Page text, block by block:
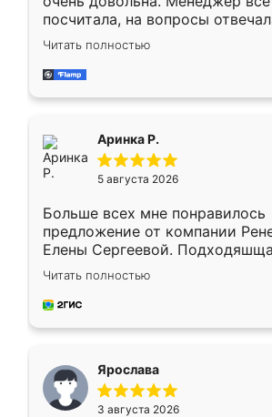
посчитала, на вопросы
Замерщик приехал в субботу,
делу со всей
за день, ребята работали
Читать полностью
Аринка Р.
5 августа 2026
Больше всех мне понравилось
предложение от компании
Елены Сергеевой.
короткие сроки изготовления.
для замера сотрудник
предложил по моему эскизу
Читать полностью
Ярослава
3 августа 2026